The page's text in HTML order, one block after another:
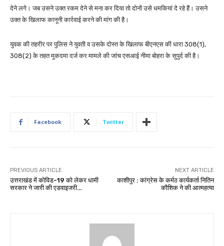
देने लगे। जब उसने उक्त रकम देने से मना कर दिया तो दोनों उसे धमकियां दे रहे हैं। उसने
उक्त के खिलाफ कानूनी कार्रवाई करने की मांग की है।
युवक की तहरीर पर पुलिस ने युवती व उसके दोस्त के खिलाफ बीएनएस की धारा 308(1),
308(2) के तहत मुकदमा दर्ज कर मामले की जांच एसआई नीमा बोहरा के सुपुर्द की है।
Facebook Twitter
PREVIOUS ARTICLE
उत्तराखंड में कोविड-19 को लेकर धामी
सरकार ने जारी की एडवाइजरी…
NEXT ARTICLE
काशीपुर : कांग्रेस के कर्मठ कार्यकर्ता नितिन
कौशिक ने की आत्महत्या